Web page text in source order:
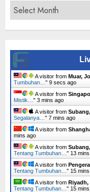
Archives
A visitor from Muar,
Tumbuhan… " 10 secs ago
A visitor from
Mistik… " 3 mins ago
A visitor from
Segalanya… " 7 mins ago
A visitor from
mins ago
A visitor from
Tentang Tumbuhan… " 13
A visitor from
Tentang Tumbuhan… " 15
A visitor from Riyadh,
Tentang Tumbuhan… " 15